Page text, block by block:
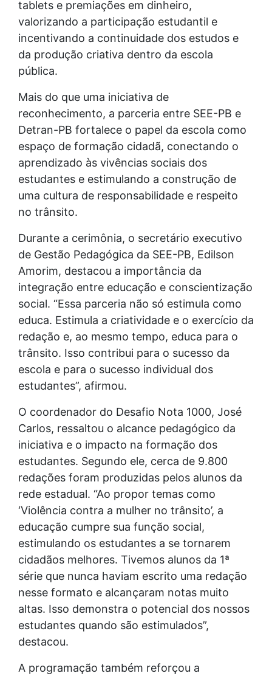
tablets e premiações em dinheiro,
valorizando a participação estudantil e
incentivando a continuidade dos estudos e
da produção criativa dentro da escola
pública.
Mais do que uma iniciativa de
reconhecimento, a parceria entre SEE-PB e
Detran-PB fortalece o papel da escola como
espaço de formação cidadã, conectando o
aprendizado às vivências sociais dos
estudantes e estimulando a construção de
uma cultura de responsabilidade e respeito
no trânsito.
Durante a cerimônia, o secretário executivo
de Gestão Pedagógica da SEE-PB, Edilson
Amorim, destacou a importância da
integração entre educação e conscientização
social. “Essa parceria não só estimula como
educa. Estimula a criatividade e o exercício da
redação e, ao mesmo tempo, educa para o
trânsito. Isso contribui para o sucesso da
escola e para o sucesso individual dos
estudantes”, afirmou.
O coordenador do Desafio Nota 1000, José
Carlos, ressaltou o alcance pedagógico da
iniciativa e o impacto na formação dos
estudantes. Segundo ele, cerca de 9.800
redações foram produzidas pelos alunos da
rede estadual. “Ao propor temas como
‘Violência contra a mulher no trânsito’, a
educação cumpre sua função social,
estimulando os estudantes a se tornarem
cidadãos melhores. Tivemos alunos da 1ª
série que nunca haviam escrito uma redação
nesse formato e alcançaram notas muito
altas. Isso demonstra o potencial dos nossos
estudantes quando são estimulados”,
destacou.
A programação também reforçou a